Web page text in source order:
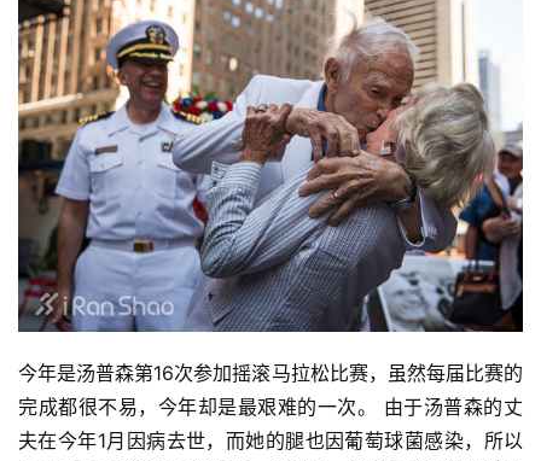
今年是汤普森第16次参加摇滚马拉松比赛，虽然每届比赛的
完成都很不易，今年却是最艰难的一次。 由于汤普森的丈
夫在今年1月因病去世，而她的腿也因葡萄球菌感染，所以